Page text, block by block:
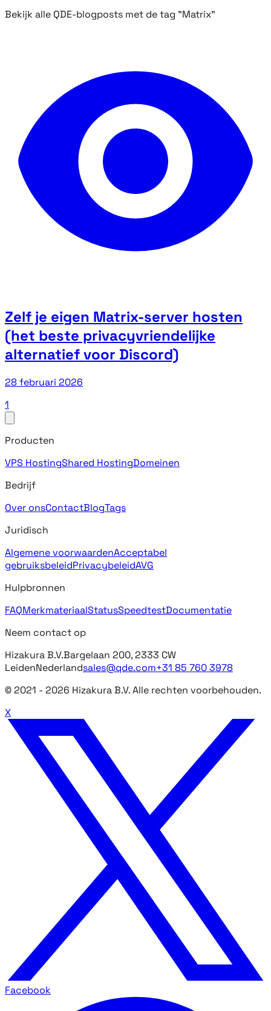
Bekijk alle QDE-blogposts met de tag "Matrix"
Zelf je eigen Matrix-server hosten
(het beste privacyvriendelijke
alternatief voor Discord)
28 februari 2026
1
Producten
VPS HostingShared HostingDomeinen
Bedrijf
Over onsContactBlogTags
Juridisch
Algemene voorwaardenAcceptabel
gebruiksbeleidPrivacybeleidAVG
Hulpbronnen
FAQMerkmateriaalStatusSpeedtestDocumentatie
Neem contact op
Hizakura B.V.Bargelaan 200, 2333 CW
LeidenNederlandsales@qde.com+31 85 760 3978
© 2021 - 2026 Hizakura B.V. Alle rechten voorbehouden.
X
Facebook